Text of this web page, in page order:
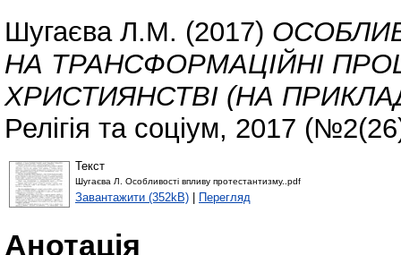
Шугаєва Л.М. (2017)
НА ТРАНСФОРМАЦІЙНІ
ХРИСТИЯНСТВІ (НА
Релігія та соціум, 2017
Текст
Шугаєва Л. Особливості впливу протестантизму..pdf
Завантажити (352kB) | Перегляд
Анотація